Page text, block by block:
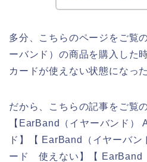
多分、こちらのページをご覧
ーバンド）の商品を購入した
カードが使えない状態になっ
だから、こちらの記事をご覧
【EarBand（イヤーバンド）
ド】【 EarBand（イヤーバ
ード 使えない】【 EarBand